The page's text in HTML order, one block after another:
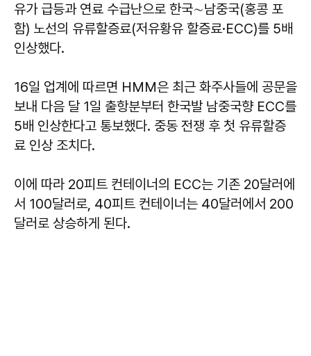
유가 급등과 연료 수급난으로 한국∼남중국(홍콩 포
함) 노선의 유류할증료(저유황유 할증료·ECC)를 5배
인상했다.
16일 업계에 따르면 HMM은 최근 화주사들에 공문을
보내 다음 달 1일 출항분부터 한국발 남중국향 ECC를
5배 인상한다고 통보했다. 중동 전쟁 후 첫 유류할증
료 인상 조치다.
이에 따라 20피트 컨테이너의 ECC는 기존 20달러에
서 100달러로, 40피트 컨테이너는 40달러에서 200
달러로 상승하게 된다.